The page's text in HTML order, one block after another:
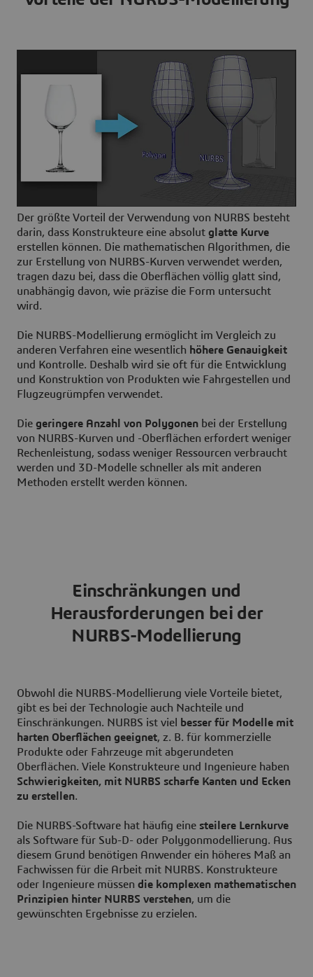
Der größte Vorteil der Verwendung von NURBS besteht
darin, dass Konstrukteure eine absolut glatte Kurve
erstellen können. Die mathematischen Algorithmen, die
zur Erstellung von NURBS-Kurven verwendet werden,
tragen dazu bei, dass die Oberflächen völlig glatt sind,
unabhängig davon, wie präzise die Form untersucht
wird.
Die NURBS-Modellierung ermöglicht im Vergleich zu
anderen Verfahren eine wesentlich höhere Genauigkeit
und Kontrolle. Deshalb wird sie oft für die Entwicklung
und Konstruktion von Produkten wie Fahrgestellen und
Flugzeugrümpfen verwendet.
Die geringere Anzahl von Polygonen bei der Erstellung
von NURBS-Kurven und -Oberflächen erfordert weniger
Rechenleistung, sodass weniger Ressourcen verbraucht
werden und 3D-Modelle schneller als mit anderen
Methoden erstellt werden können.
Einschränkungen und
Herausforderungen bei der
NURBS-Modellierung
Obwohl die NURBS-Modellierung viele Vorteile bietet,
gibt es bei der Technologie auch Nachteile und
Einschränkungen. NURBS ist viel besser für Modelle mit
harten Oberflächen geeignet, z. B. für kommerzielle
Produkte oder Fahrzeuge mit abgerundeten
Oberflächen. Viele Konstrukteure und Ingenieure haben
Schwierigkeiten, mit NURBS scharfe Kanten und Ecken
zu erstellen.
Die NURBS-Software hat häufig eine steilere Lernkurve
als Software für Sub-D- oder Polygonmodellierung. Aus
diesem Grund benötigen Anwender ein höheres Maß an
Fachwissen für die Arbeit mit NURBS. Konstrukteure
oder Ingenieure müssen die komplexen mathematischen
Prinzipien hinter NURBS verstehen, um die
gewünschten Ergebnisse zu erzielen.